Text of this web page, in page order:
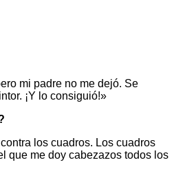
mi padre no me dejó. Se
¡Y lo consiguió!»
los cuadros. Los cuadros
que me doy cabezazos todos los